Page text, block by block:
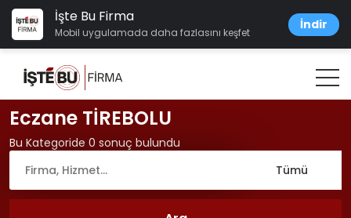
İşte Bu Firma
Mobil uygulamada daha fazlasını keşfet
İndir
Eczane TİREBOLU
Bu Kategoride 0 sonuç bulundu